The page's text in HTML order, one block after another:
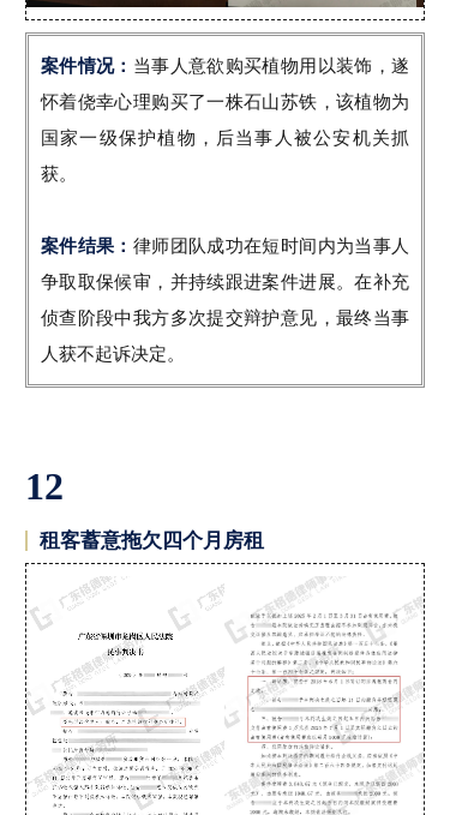
案件情况： 当事人意欲购买植物用以装饰，遂
怀着侥幸心理购买了一株石山苏铁，该植物为
国家一级保护植物，后当事人被公安机关抓
获。
案件结果： 律师团队成功在短时间内为当事人
争取取保候审，并持续跟进案件进展。在补充
侦查阶段中我方多次提交辩护意见，最终当事
人获不起诉决定。
12
租客蓄意拖欠四个月房租